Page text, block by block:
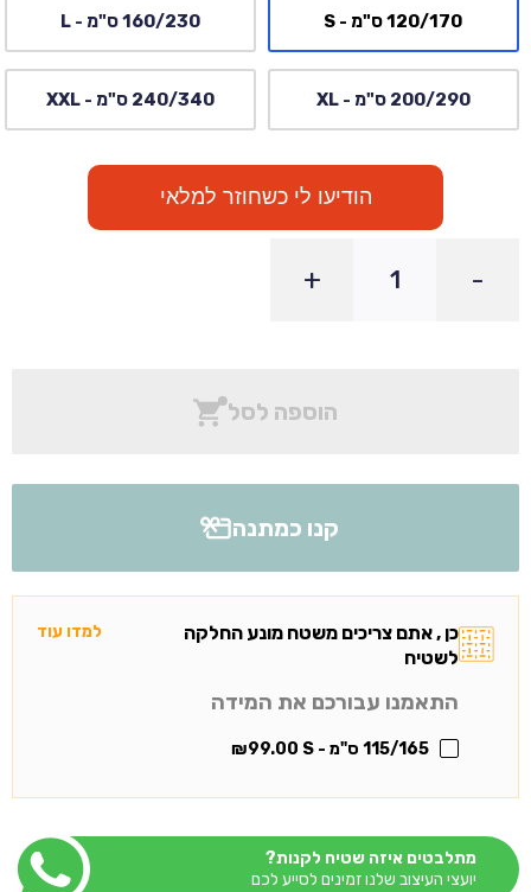
120/170 ס"מ - S 160/230 ס"מ - L
200/290 ס"מ - XL 240/340 ס"מ - XXL
הודיעו לי כשחוזר למלאי
-
+
קנו כמתנה
הוספה לסל
כן , אתם צריכים משטח מונע החלקה
לשטיח
למדו עוד
התאמנו עבורכם את המידה
115/165 ס"מ - S ₪99.00
מתלבטים איזה שטיח לקנות?
יועצי העיצוב שלנו זמינים לסייע לכם